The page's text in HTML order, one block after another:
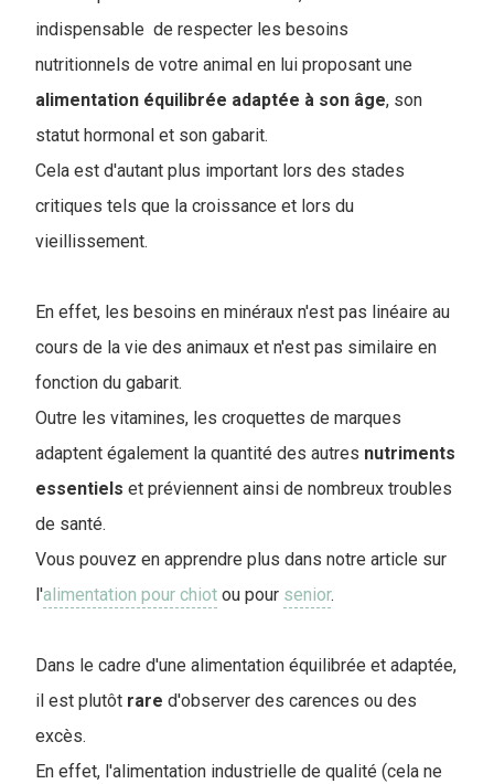
indispensable de respecter les besoins
nutritionnels de votre animal en lui proposant une
alimentation équilibrée adaptée à son âge, son
statut hormonal et son gabarit.
Cela est d'autant plus important lors des stades
critiques tels que la croissance et lors du
vieillissement.
En effet, les besoins en minéraux n'est pas linéaire au
cours de la vie des animaux et n'est pas similaire en
fonction du gabarit.
Outre les vitamines, les croquettes de marques
adaptent également la quantité des autres nutriments
essentiels et préviennent ainsi de nombreux troubles
de santé.
Vous pouvez en apprendre plus dans notre article sur
l'alimentation pour chiot ou pour senior.
Dans le cadre d'une alimentation équilibrée et adaptée,
il est plutôt rare d'observer des carences ou des
excès.
En effet, l'alimentation industrielle de qualité (cela ne